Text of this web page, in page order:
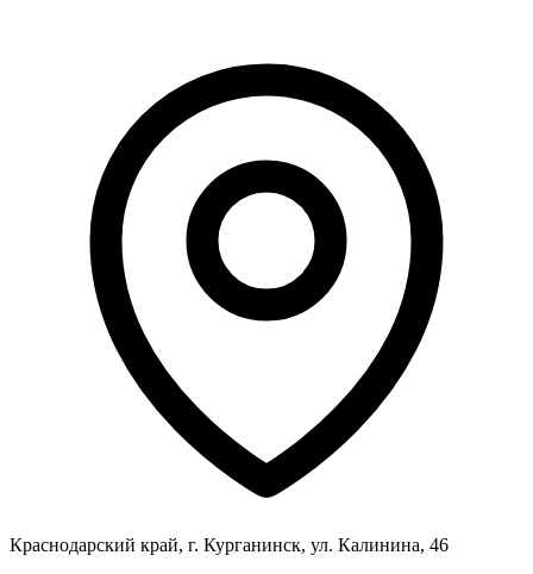
Краснодарский край, г. Курганинск, ул. Калинина, 46